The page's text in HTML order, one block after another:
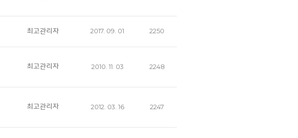
최고관리자 2017. 09. 01 2250
최고관리자 2010. 11. 03 2248
최고관리자 2012. 03. 16 2247